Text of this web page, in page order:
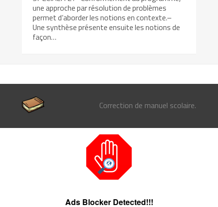
une approche par résolution de problèmes
permet d’aborder les notions en contexte.–
Une synthèse présente ensuite les notions de
façon…
Correction de manuel scolaire.
Ads Blocker Detected!!!